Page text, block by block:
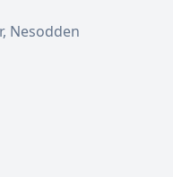
Nesodden